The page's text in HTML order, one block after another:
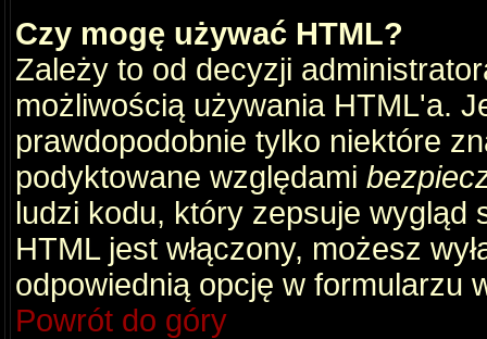
Czy mogę używać HTML?
Zależy to od decyzji
możliwością używania HTML'a.
prawdopodobnie tylko niektóre
podyktowane względami
ludzi kodu, który zepsuje wygląd
HTML jest włączony, możesz
odpowiednią opcję w formularzu
Powrót do góry